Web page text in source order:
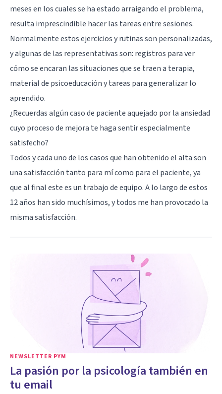
meses en los cuales se ha estado arraigando el problema,
resulta imprescindible hacer las tareas entre sesiones.
Normalmente estos ejercicios y rutinas son personalizadas,
y algunas de las representativas son: registros para ver
cómo se encaran las situaciones que se traen a terapia,
material de psicoeducación y tareas para generalizar lo
aprendido.
¿Recuerdas algún caso de paciente aquejado por la ansiedad
cuyo proceso de mejora te haga sentir especialmente
satisfecho?
Todos y cada uno de los casos que han obtenido el alta son
una satisfacción tanto para mí como para el paciente, ya
que al final este es un trabajo de equipo. A lo largo de estos
12 años han sido muchísimos, y todos me han provocado la
misma satisfacción.
NEWSLETTER PYM
La pasión por la psicología también en
tu email